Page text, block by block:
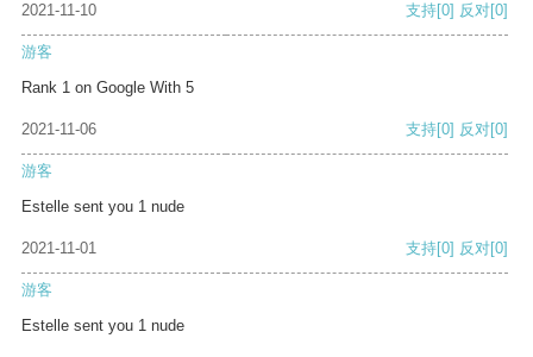
2021-11-10 支持[0] 反对[0]
游客
Rank 1 on Google With 5
2021-11-06 支持[0] 反对[0]
游客
Estelle sent you 1 nude
2021-11-01 支持[0] 反对[0]
游客
Estelle sent you 1 nude